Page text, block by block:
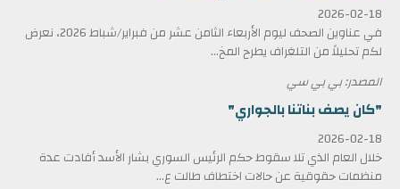
2026-02-18
في عناوين الصحف ليوم الأربعاء الثامن عشر من فبراير/شباط 2026، نعرض
لكم تحليلاً من التلغراف يطرح المخ...
المصدر: بي بي سي
"كان يصف بناتنا بالجواري"
2026-02-18
خلال العام الذي تلا سقوط حكم الرئيس السوري بشار الأسد أفادت عدة
منظمات حقوقية عن حالات اختطاف طالت ع...